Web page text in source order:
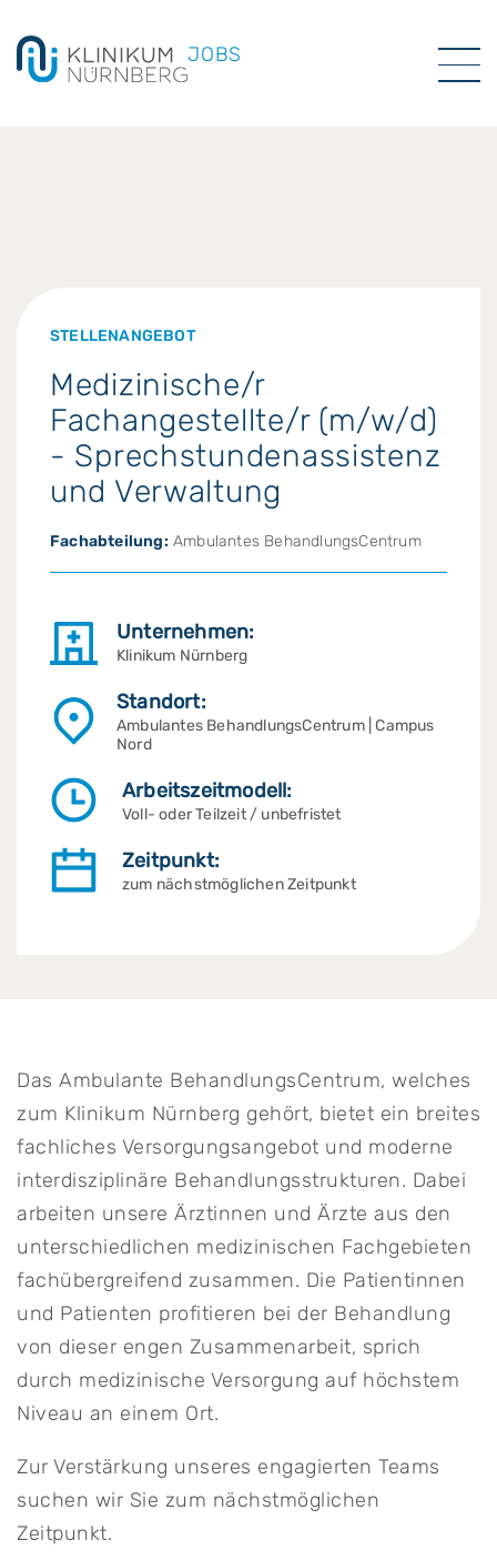
JOBS
STELLENANGEBOT
Medizinische/r
Fachangestellte/r (m/w/d)
- Sprechstundenassistenz
und Verwaltung
Fachabteilung:Ambulantes BehandlungsCentrum
Unternehmen:
Klinikum Nürnberg
Standort:
Ambulantes BehandlungsCentrum | Campus
Nord
Arbeitszeitmodell:
Voll- oder Teilzeit / unbefristet
Zeitpunkt:
zum nächstmöglichen Zeitpunkt
Das Ambulante BehandlungsCentrum, welches
zum Klinikum Nürnberg gehört, bietet ein breites
fachliches Versorgungsangebot und moderne
interdisziplinäre Behandlungsstrukturen. Dabei
arbeiten unsere Ärztinnen und Ärzte aus den
unterschiedlichen medizinischen Fachgebieten
fachübergreifend zusammen. Die Patientinnen
und Patienten profitieren bei der Behandlung
von dieser engen Zusammenarbeit, sprich
durch medizinische Versorgung auf höchstem
Niveau an einem Ort.
Zur Verstärkung unseres engagierten Teams
suchen wir Sie zum nächstmöglichen
Zeitpunkt.